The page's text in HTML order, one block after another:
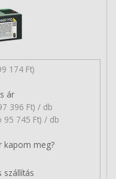
174 Ft)
ár
396 Ft) / db
95 745 Ft) / db
kapom meg?
szállítás